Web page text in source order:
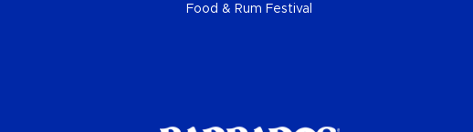
Food & Rum Festival